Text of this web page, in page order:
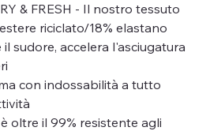
& FRESH - Il nostro tessuto
riciclato/18% elastano
sudore, accelera l'asciugatura
con indossabilità a tutto
oltre il 99% resistente agli